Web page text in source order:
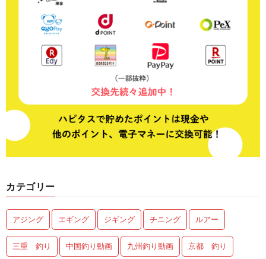
カテゴリー
アジング エギング ジギング チニング ルアー
三重 釣り 中国釣り動画 九州釣り動画 京都 釣り